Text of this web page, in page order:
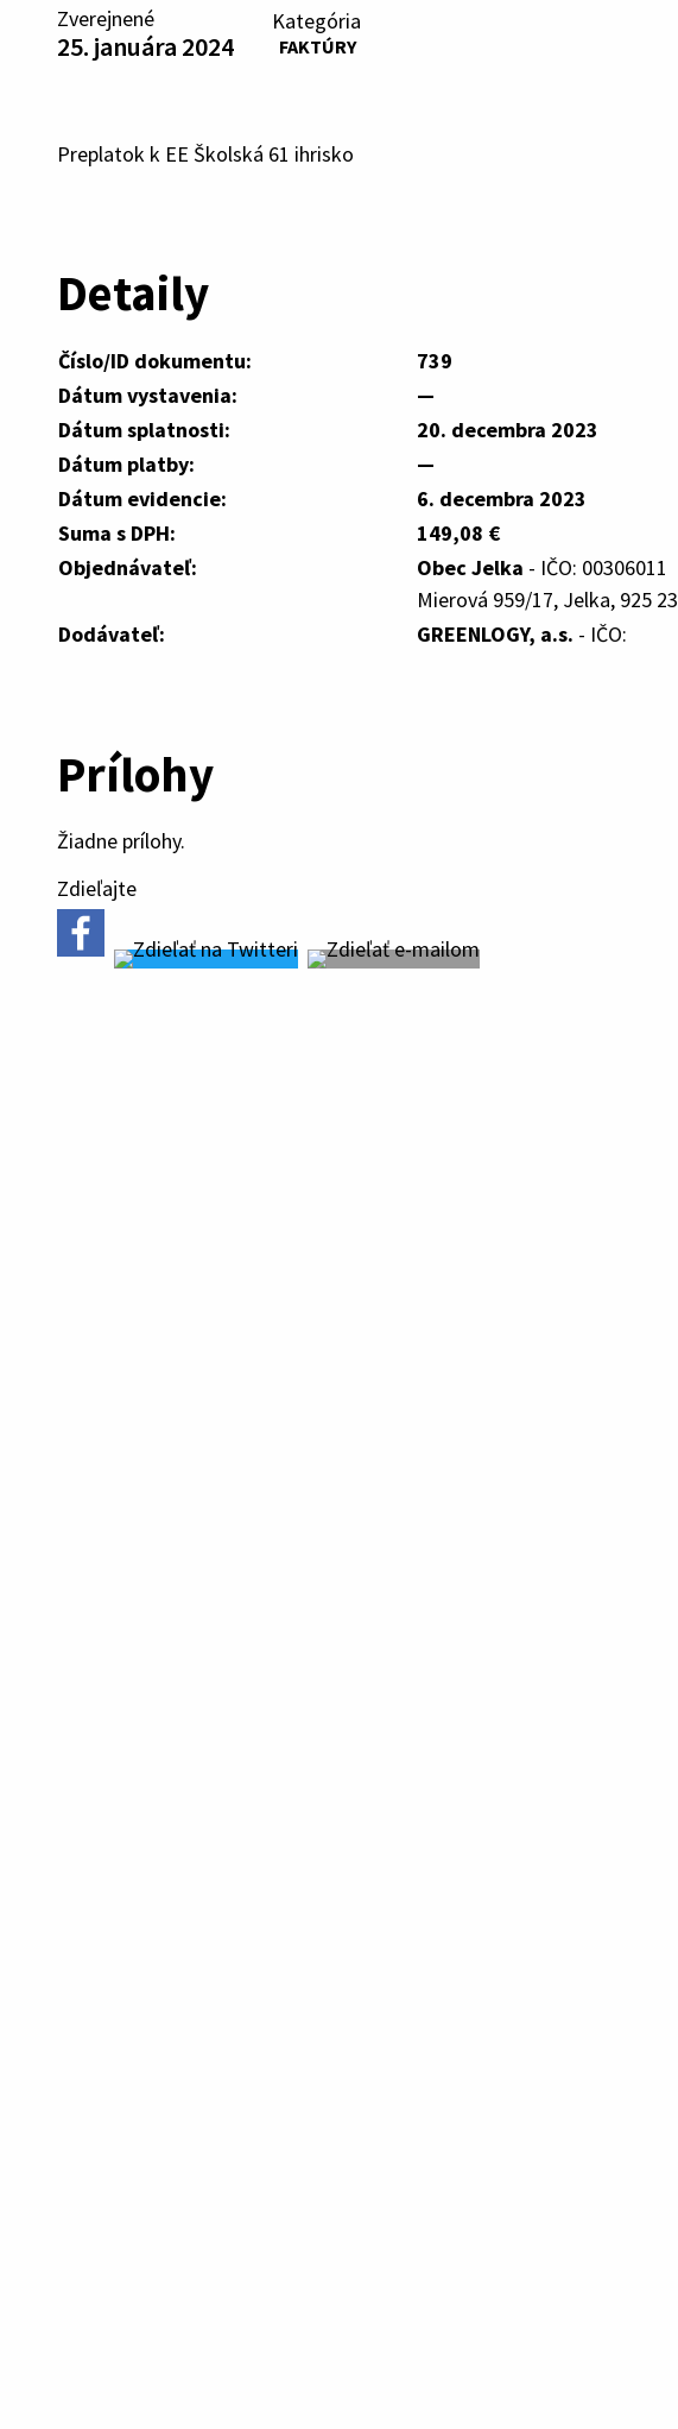
Zverejnené
25. januára 2024
Kategória
FAKTÚRY
Preplatok k EE Školská 61 ihrisko
Detaily
Číslo/ID dokumentu:
739
Dátum vystavenia:
—
Dátum splatnosti:
20. decembra 2023
Dátum platby:
—
Dátum evidencie:
6. decembra 2023
Suma s DPH:
149,08 €
Objednávateľ:
Obec Jelka - IČO: 00306011
Mierová 959/17, Jelka, 925 23
Dodávateľ:
GREENLOGY, a.s. - IČO:
Prílohy
Žiadne prílohy.
Zdieľajte